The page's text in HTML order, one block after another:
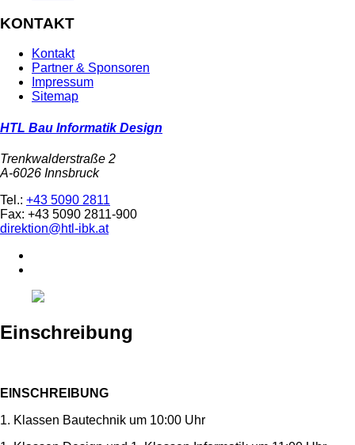
KONTAKT
Kontakt
Partner & Sponsoren
Impressum
Sitemap
HTL Bau Informatik Design
Trenkwalderstraße 2
A-6026 Innsbruck
Tel.: +43 5090 2811
Fax: +43 5090 2811-900
direktion@htl-ibk.at
Einschreibung
EINSCHREIBUNG
1. Klassen Bautechnik um 10:00 Uhr